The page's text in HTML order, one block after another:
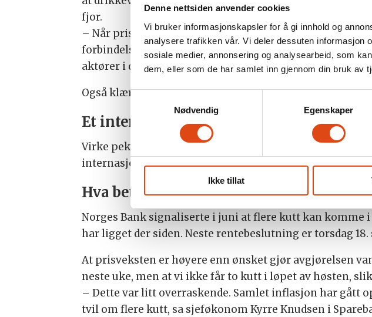
Denne nettsiden anvender cookies
Vi bruker informasjonskapsler for å gi innhold og
analysere trafikken vår. Vi deler dessuten informasjon
sosiale medier, annonsering og analysearbeid, som
dem, eller som de har samlet inn gjennom din bruk av
Samtykkevalg
Nødvendig
Egenskaper
Ikke tillat
fjor.
– Når prisene gikk noe ned fra juli til august, slik vi har
forbindelse med skolestart, sier Bendik Solum Whist,
aktører i dagligvaremarkedet.
Også klær og kjøretøy bidro til å trekke prisveksten opp
Et internasjonalt fenomen
Virke peker på at prisutviklingen i Norge de siste
internasjonalt drevet – blant annet av råvarepriser og
Hva betyr dette for renta?
Norges Bank signaliserte i juni at flere kutt kan komme
har ligget der siden. Neste rentebeslutning er torsdag 18.
At prisveksten er høyere enn ønsket gjør avgjørelsen
neste uke, men at vi ikke får to kutt i løpet av høsten,
– Dette var litt overraskende. Samlet inflasjon har gått
tvil om flere kutt, sa sjeføkonom Kyrre Knudsen i